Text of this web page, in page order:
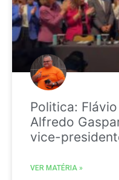
Politica:
Alfredo
vice-
VER MATÉRIA »